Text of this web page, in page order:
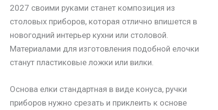
2027 своими руками станет композиция из
столовых приборов, которая отлично впишется в
новогодний интерьер кухни или столовой.
Материалами для изготовления подобной елочки
станут пластиковые ложки или вилки.
Основа елки стандартная в виде конуса, ручки
приборов нужно срезать и приклеить к основе